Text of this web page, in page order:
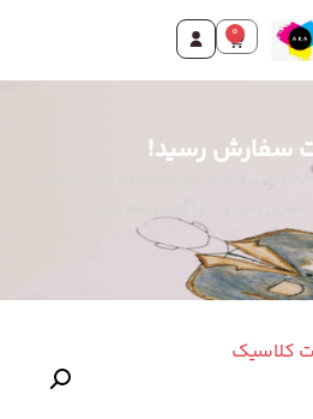
0
سفارش رسید!
سنتی و جذاب برای دکوراسیون منزل شما. چاپ
سفارش دهید و دکور خاص داشته باشید!